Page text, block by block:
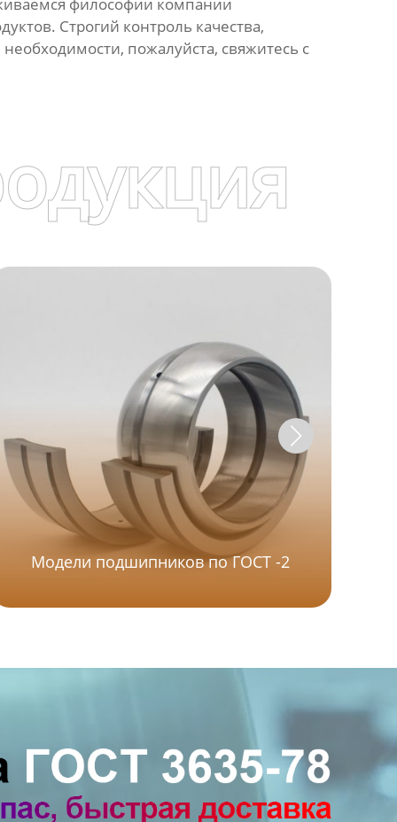
философии компании
Строгий контроль качества,
пожалуйста, свяжитесь с
Модели подшипников по ГОСТ -2